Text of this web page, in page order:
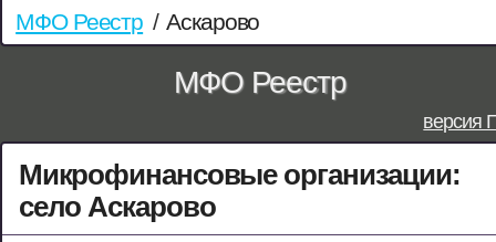
МФО Реестр / Аскарово
МФО Реестр
версия
Микрофинансовые организации:
село Аскарово